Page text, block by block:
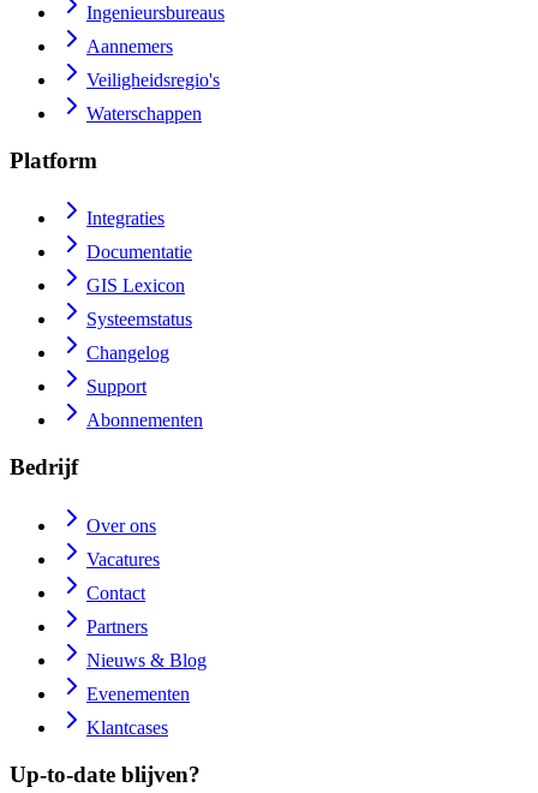
Ingenieursbureaus
Aannemers
Veiligheidsregio's
Waterschappen
Platform
Integraties
Documentatie
GIS Lexicon
Systeemstatus
Changelog
Support
Abonnementen
Bedrijf
Over ons
Vacatures
Contact
Partners
Nieuws & Blog
Evenementen
Klantcases
Up-to-date blijven?